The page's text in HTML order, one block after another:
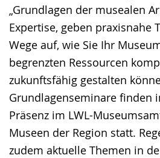
„Grundlagen der musealen
Expertise, geben praxisnahe
Wege auf, wie Sie Ihr
begrenzten Ressourcen
zukunftsfähig gestalten
Grundlagenseminare finden
Präsenz im LWL-
Museen der Region statt.
zudem aktuelle Themen in